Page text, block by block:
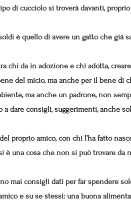
di cucciolo si troverà davanti,
è quello di avere un gatto che già
chi da in adozione e chi adotta,
del micio, ma anche per il bene di
ma anche un padrone, non
a dare consigli, suggerimenti, anche
proprio amico, con chi l’ha fatto
è una cosa che non si può trovare da
mai consigli dati per far spendere
e su se stessi: una buona